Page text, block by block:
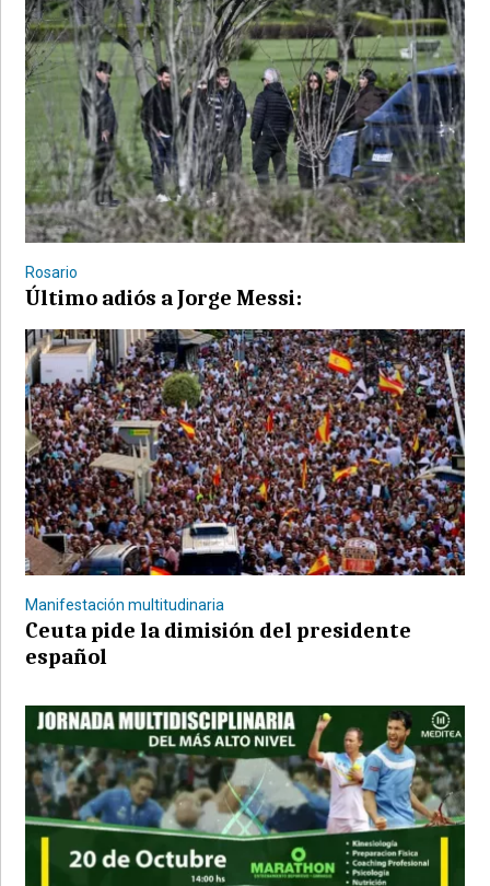
Rosario
Último adiós a Jorge Messi:
Manifestación multitudinaria
Ceuta pide la dimisión del presidente
español